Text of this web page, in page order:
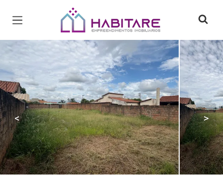
Página inicial
< >